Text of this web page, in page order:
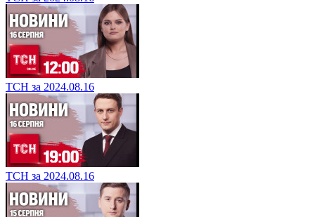
ТСН за 2024.08.16
ТСН за 2024.08.16